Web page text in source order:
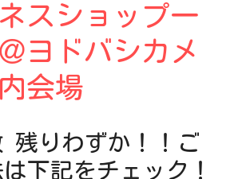
スショップ一
ヨドバシカメ
会場
残りわずか！！ご
下記をチェック！